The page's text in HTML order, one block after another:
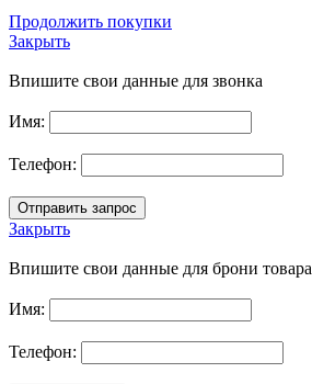
Продолжить покупки
Закрыть
Впишите свои данные для звонка
Имя:
Телефон:
Закрыть
Впишите свои данные для брони товара
Имя:
Телефон: